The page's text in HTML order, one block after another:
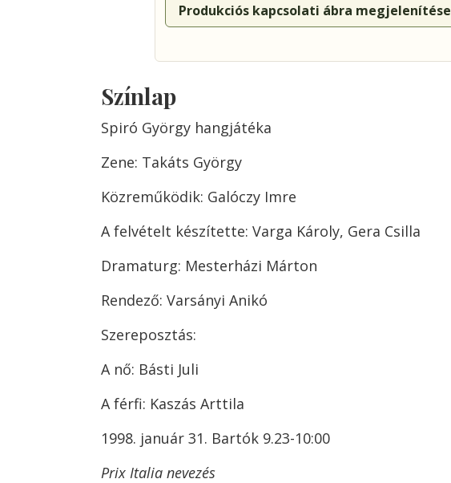
Produkciós kapcsolati ábra megjelenítése
Színlap
Spiró György hangjátéka
Zene: Takáts György
Közreműködik: Galóczy Imre
A felvételt készítette: Varga Károly, Gera Csilla
Dramaturg: Mesterházi Márton
Rendező: Varsányi Anikó
Szereposztás:
A nő: Básti Juli
A férfi: Kaszás Arttila
1998. január 31. Bartók 9.23-10:00
Prix Italia nevezés